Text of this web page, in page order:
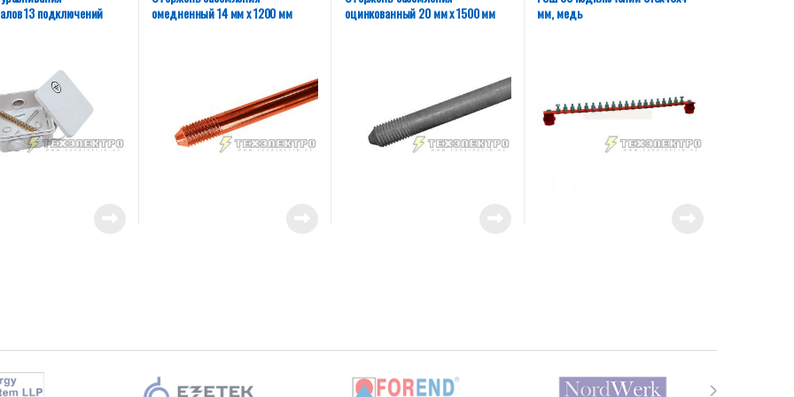
13 подключений
омедненный 14 мм х 1200 мм
оцинкованный 20 мм х 1500 мм
мм, медь